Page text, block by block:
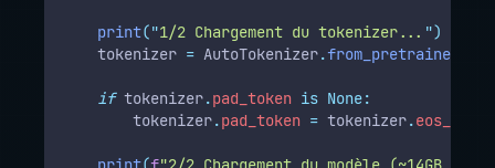
print("1/2 Chargement du tokenizer... ")
    tokenizer
= AutoTokenizer.from_pretrained
if tokenizer.pad_token is None:
        tokenizer
.pad_token = tokenizer.eos_token